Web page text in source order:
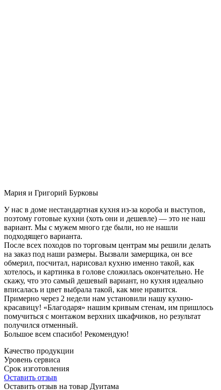
Мария и Григорий Бурковы
У нас в доме нестандартная кухня из-за короба и выступов,
поэтому готовые кухни (хоть они и дешевле) — это не наш
вариант. Мы с мужем много где были, но не нашли
подходящего варианта.
После всех походов по торговым центрам мы решили делать
на заказ под наши размеры. Вызвали замерщика, он все
обмерил, посчитал, нарисовал кухню именно такой, как
хотелось, и картинка в голове сложилась окончательно. Не
скажу, что это самый дешевый вариант, но кухня идеально
вписалась и цвет выбрала такой, как мне нравится.
Примерно через 2 недели нам установили нашу кухню-
красавицу! «Благодаря» нашим кривым стенам, им пришлось
помучиться с монтажом верхних шкафчиков, но результат
получился отменный.
Большое всем спасибо! Рекомендую!
Качество продукции
Уровень сервиса
Срок изготовления
Оставить отзыв
Оставить отзыв на товар Дуитама